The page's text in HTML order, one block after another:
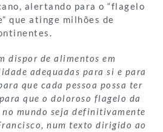
alertando para o “flagelo
que atinge milhões de
dispor de alimentos em
adequadas para si e para
que cada pessoa possa ter
que o doloroso flagelo da
mundo seja definitivamente
num texto dirigido ao